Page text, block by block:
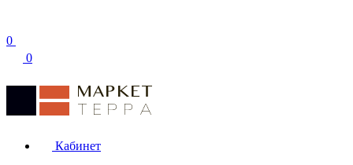
0
0
Кабинет